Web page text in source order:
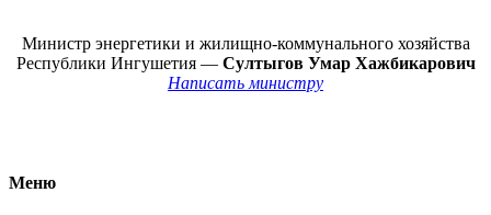
Министр энергетики и жилищно-коммунального хозяйства
Республики Ингушетия — Султыгов Умар Хажбикарович
Написать министру
Меню